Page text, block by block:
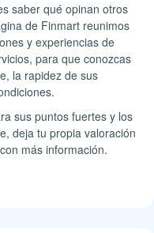
saber qué opinan otros
de Finmart reunimos
y experiencias de
para que conozcas
la rapidez de sus
sus puntos fuertes y los
deja tu propia valoración
más información.